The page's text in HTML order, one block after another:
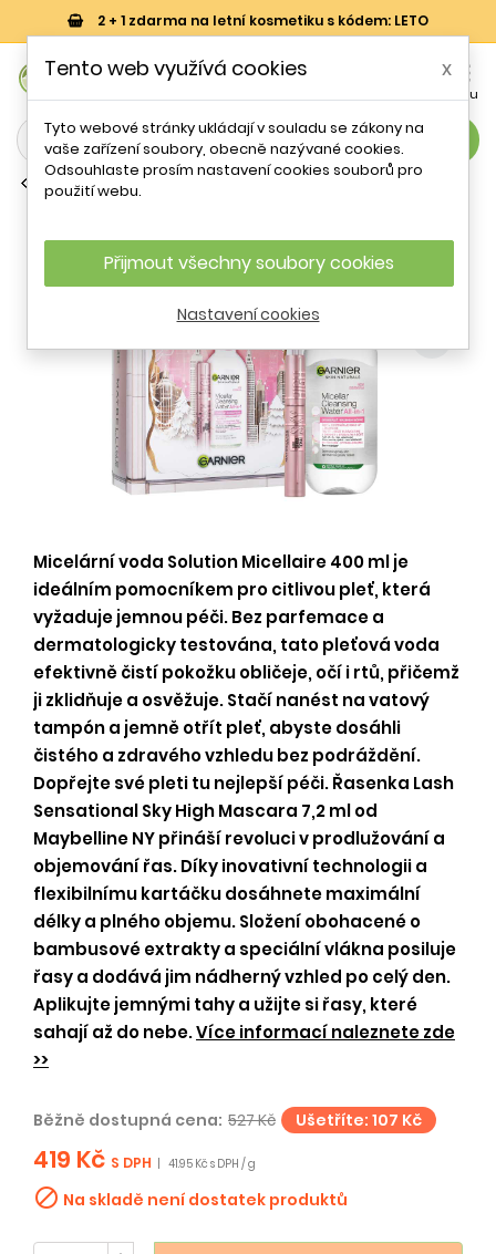
2 + 1 zdarma na letní kosmetiku s kódem: LETO

Menu
search
Dárkové sety dekorativní kosmetiky
Garnier & Maybelline Maybelline
- 20 %
Micelární voda Solution Micellaire 400 ml je
ideálním pomocníkem pro citlivou pleť, která
vyžaduje jemnou péči. Bez parfemace a
dermatologicky testována, tato pleťová voda
efektivně čistí pokožku obličeje, očí i rtů, přičemž
ji zklidňuje a osvěžuje. Stačí nanést na vatový
tampón a jemně otřít pleť, abyste dosáhli
čistého a zdravého vzhledu bez podráždění.
Dopřejte své pleti tu nejlepší péči. Řasenka Lash
Sensational Sky High Mascara 7,2 ml od
Maybelline NY přináší revoluci v prodlužování a
objemování řas. Díky inovativní technologii a
flexibilnímu kartáčku dosáhnete maximální
délky a plného objemu. Složení obohacené o
bambusové extrakty a speciální vlákna posiluje
řasy a dodává jim nádherný vzhled po celý den.
Aplikujte jemnými tahy a užijte si řasy, které
sahají až do nebe.Více informací naleznete zde
>>
Běžně dostupná cena: 527 Kč Ušetříte: 107 Kč
419 Kč S DPH 41.95 Kč s DPH / g
 Na skladě není dostatek produktů
Tento web využívá cookies x
Tyto webové stránky ukládají v souladu se zákony na
vaše zařízení soubory, obecně nazývané cookies.
Odsouhlaste prosím nastavení cookies souborů pro
použití webu.
Přijmout všechny soubory cookies
Nastavení cookies